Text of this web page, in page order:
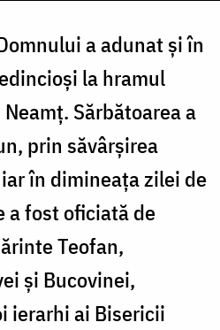
a adunat și în
la hramul
Sărbătoarea a
prin săvârșirea
în dimineața zilei de
a fost oficiată de
Teofan,
și Bucovinei,
ierarhi ai Bisericii